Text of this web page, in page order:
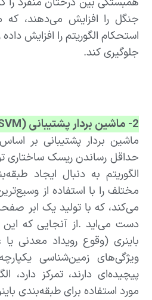
جنگل را افزایش می‌دهند، که
استحکام الگوریتم را افزایش
جلوگیری کند.
2- ماشین بردار پشتیبانی (SVM)
ماشین بردار پشتیبانی بر
حداقل رساندن ریسک ساختاری
الگوریتم به دنبال ایجاد
مختلف را با استفاده از
می‌کند، که با تولید یک ابر
دست می‌اید .از آنجایی که این
باینری (وقوع رویداد معدنی
ویژگی‌های زمین‌شناسی
مورد استفاده برای طبقه‌بندی